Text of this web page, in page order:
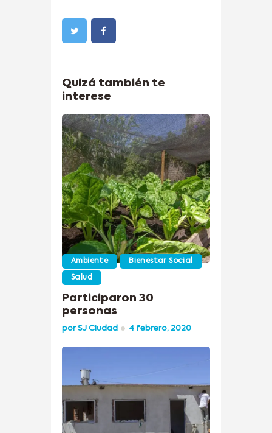
Quizá también te
interese
Ambiente Bienestar Social
Salud
Participaron 30
personas
porSJ Ciudad 4 febrero, 2020